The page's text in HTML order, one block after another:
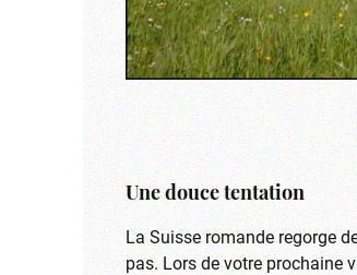
Une douce tentation
La Suisse romande regorge
pas. Lors de votre prochaine